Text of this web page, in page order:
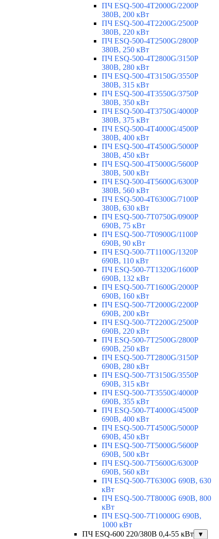
ПЧ ESQ-500-4T2000G/2200P
380В, 200 кВт
ПЧ ESQ-500-4T2200G/2500P
380В, 220 кВт
ПЧ ESQ-500-4T2500G/2800P
380В, 250 кВт
ПЧ ESQ-500-4T2800G/3150P
380В, 280 кВт
ПЧ ESQ-500-4T3150G/3550P
380В, 315 кВт
ПЧ ESQ-500-4T3550G/3750P
380В, 350 кВт
ПЧ ESQ-500-4T3750G/4000P
380В, 375 кВт
ПЧ ESQ-500-4T4000G/4500P
380В, 400 кВт
ПЧ ESQ-500-4T4500G/5000P
380В, 450 кВт
ПЧ ESQ-500-4T5000G/5600P
380В, 500 кВт
ПЧ ESQ-500-4T5600G/6300P
380В, 560 кВт
ПЧ ESQ-500-4T6300G/7100P
380В, 630 кВт
ПЧ ESQ-500-7T0750G/0900P
690В, 75 кВт
ПЧ ESQ-500-7T0900G/1100P
690В, 90 кВт
ПЧ ESQ-500-7T1100G/1320P
690В, 110 кВт
ПЧ ESQ-500-7T1320G/1600P
690В, 132 кВт
ПЧ ESQ-500-7T1600G/2000P
690В, 160 кВт
ПЧ ESQ-500-7T2000G/2200P
690В, 200 кВт
ПЧ ESQ-500-7T2200G/2500P
690В, 220 кВт
ПЧ ESQ-500-7T2500G/2800P
690В, 250 кВт
ПЧ ESQ-500-7T2800G/3150P
690В, 280 кВт
ПЧ ESQ-500-7T3150G/3550P
690В, 315 кВт
ПЧ ESQ-500-7T3550G/4000P
690В, 355 кВт
ПЧ ESQ-500-7T4000G/4500P
690В, 400 кВт
ПЧ ESQ-500-7T4500G/5000P
690В, 450 кВт
ПЧ ESQ-500-7T5000G/5600P
690В, 500 кВт
ПЧ ESQ-500-7T5600G/6300P
690В, 560 кВт
ПЧ ESQ-500-7T6300G 690В, 630
кВт
ПЧ ESQ-500-7T8000G 690В, 800
кВт
ПЧ ESQ-500-7T10000G 690В,
1000 кВт
ПЧ ESQ-600 220/380В 0,4-55 кВт
▼